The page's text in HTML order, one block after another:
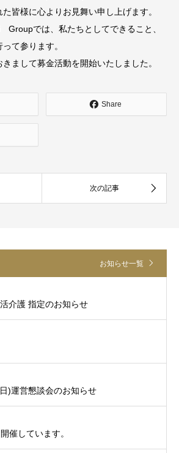
皆様に心よりお見舞い申し上げます。
では、私たちとしてできること、
て参ります。
まして募金活動を開始いたしました。
Share
お知らせ一覧
介護 指定のお知らせ
)運営懇談会のお知らせ
催しています。